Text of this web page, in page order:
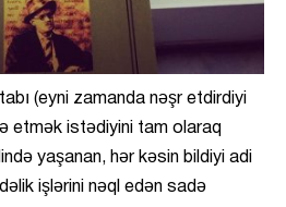
(eyni zamanda nəşr etdirdiyi
etmək istədiyini tam olaraq
yaşanan, hər kəsin bildiyi adi
işlərini nəql edən sadə